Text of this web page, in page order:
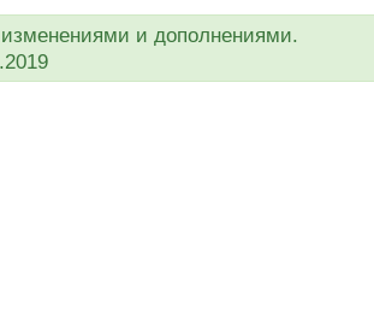
и дополнениями.